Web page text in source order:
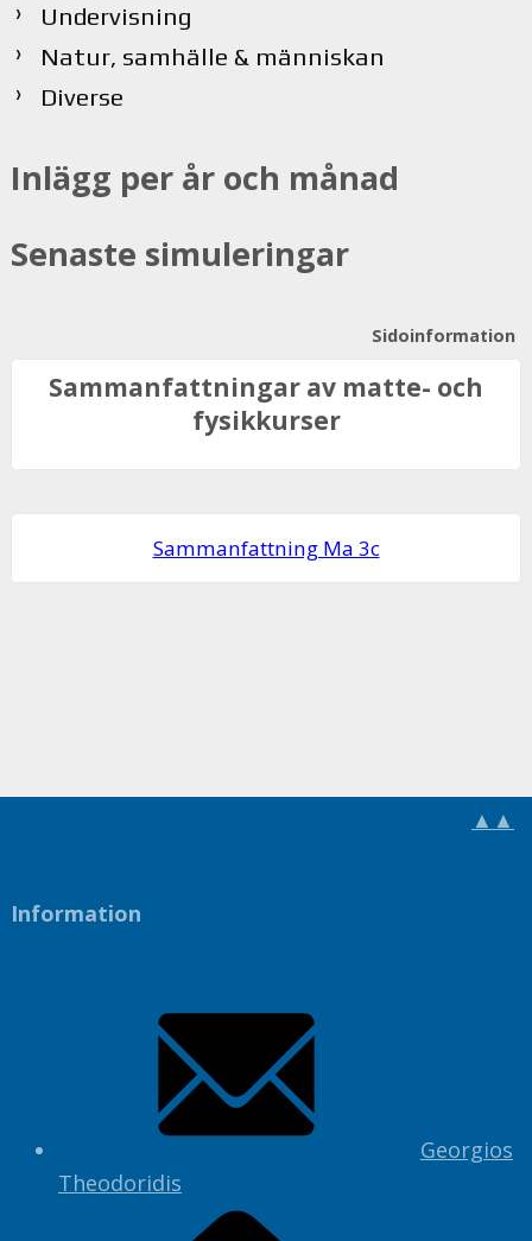
Undervisning
Natur, samhälle & människan
Diverse
Inlägg per år och månad
Senaste simuleringar
Sidoinformation
Sammanfattningar av matte- och
fysikkurser
Sam­man­fatt­ning Ma 3c
▲▲
Information
Georgios
Theodoridis